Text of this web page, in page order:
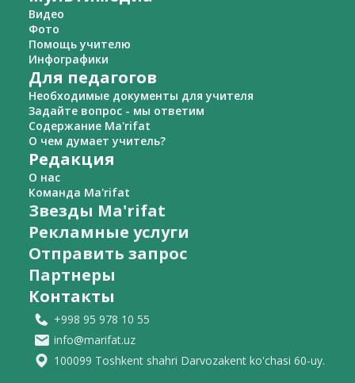
Видео
Фото
Помощь учителю
Инфографики
Для педагогов
Необходимые документы для учителя
Задайте вопрос - мы ответим
Содержание Ma'rifat
О чем думает учитель?
Редакция
О нас
Команда Ma'rifat
Звезды Ma'rifat
Рекламные услуги
Отправить запрос
Партнеры
Контакты
+998 95 978 10 55
info@marifat.uz
100099 Toshkent shahri Darvozakent ko'chasi 60-uy.